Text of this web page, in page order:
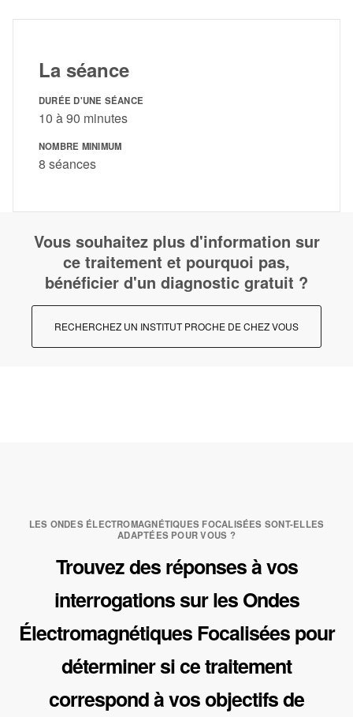
La séance
DURÉE D'UNE SÉANCE
10 à 90 minutes
NOMBRE MINIMUM
8 séances
Vous souhaitez plus d'information sur
ce traitement et pourquoi pas,
bénéficier d'un diagnostic gratuit ?
RECHERCHEZ UN INSTITUT PROCHE DE CHEZ VOUS
LES ONDES ÉLECTROMAGNÉTIQUES FOCALISÉES SONT-ELLES
ADAPTÉES POUR VOUS ?
Trouvez des réponses à vos
interrogations sur les Ondes
Électromagnétiques Focalisées pour
déterminer si ce traitement
correspond à vos objectifs de